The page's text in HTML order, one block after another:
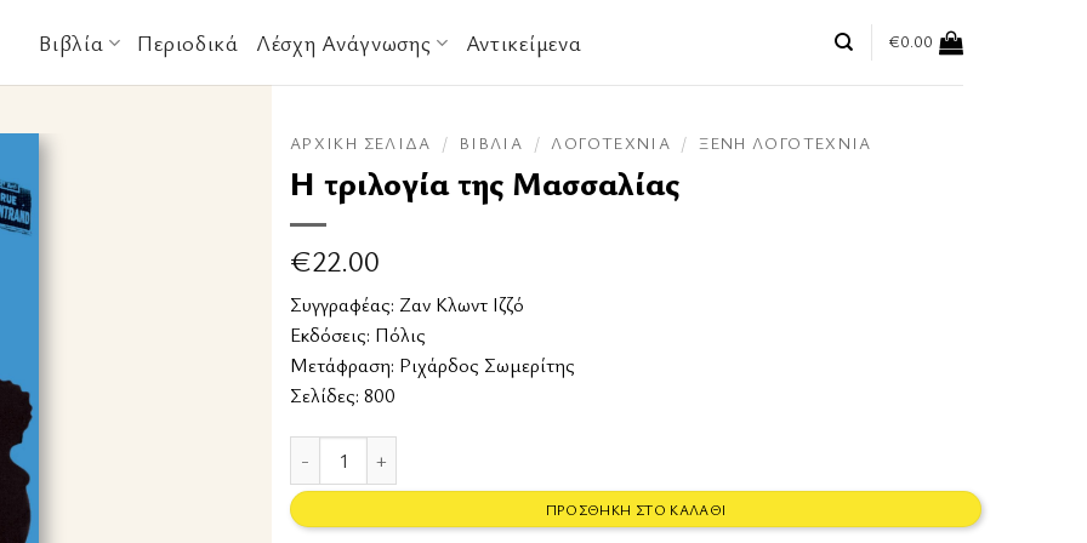
Βιβλία Περιοδικά Λέσχη Ανάγνωσης Αντικείμενα €0.00
ΑΡΧΙΚΉ ΣΕΛΊΔΑ / ΒΙΒΛΊΑ / ΛΟΓΟΤΕΧΝΊΑ / ΞΈΝΗ ΛΟΓΟΤΕΧΝΊΑ
Η τριλογία της Μασσαλίας
€22.00
Συγγραφέας: Ζαν Κλωντ Ιζζό
Εκδόσεις: Πόλις
Μετάφραση: Ριχάρδος Σωμερίτης
Σελίδες: 800
ΠΡΟΣΘΉΚΗ ΣΤΟ ΚΑΛΆΘΙ